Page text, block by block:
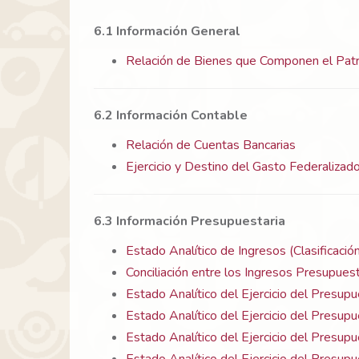
6.1 Información General
Relación de Bienes que Componen el
6.2 Información Contable
Relación de Cuentas Bancarias
Ejercicio y Destino del Gasto
6.3 Información Presupuestaria
Estado Analítico de Ingresos
Conciliación entre los Ingresos
Estado Analítico del Ejercicio del
Estado Analítico del Ejercicio del
Estado Analítico del Ejercicio del